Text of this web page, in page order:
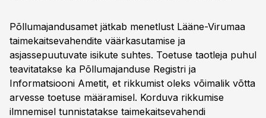
Põllumajandusamet jätkab menetlust Lääne-Virumaa
taimekaitsevahendite väärkasutamise ja
asjassepuutuvate isikute suhtes. Toetuse taotleja puhul
teavitatakse ka Põllumajanduse Registri ja
Informatsiooni Ametit, et rikkumist oleks võimalik võtta
arvesse toetuse määramisel. Korduva rikkumise
ilmnemisel tunnistatakse taimekaitsevahendi